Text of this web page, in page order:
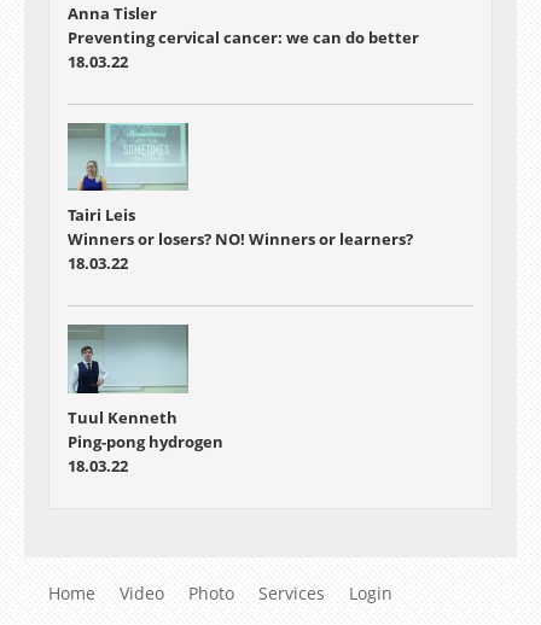
Anna Tisler
Preventing cervical cancer: we can do better
18.03.22
Tairi Leis
Winners or losers? NO! Winners or learners?
18.03.22
Tuul Kenneth
Ping-pong hydrogen
18.03.22
Home Video Photo Services Login